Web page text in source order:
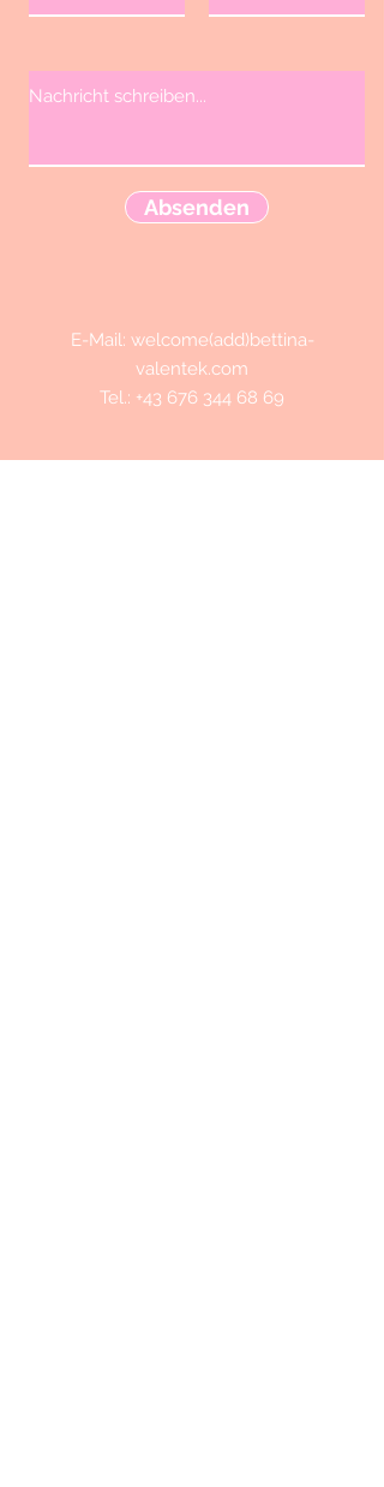
Absenden
E-Mail: welcome(add)bettina-
valentek.com
Tel.: +43 676 344 68 69